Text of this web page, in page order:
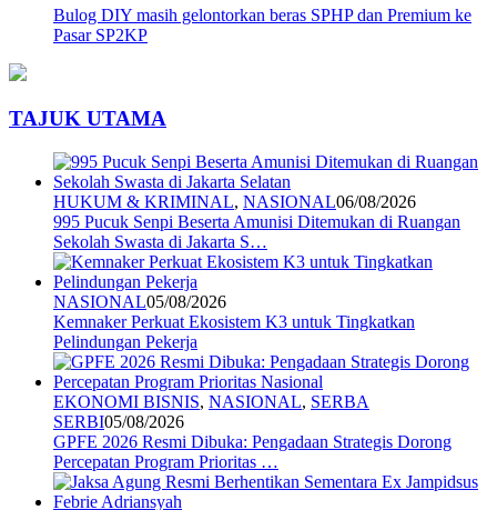
Bulog DIY masih gelontorkan beras SPHP dan Premium ke
Pasar SP2KP
TAJUK UTAMA
HUKUM & KRIMINAL, NASIONAL06/08/2026
995 Pucuk Senpi Beserta Amunisi Ditemukan di Ruangan
Sekolah Swasta di Jakarta S…
NASIONAL05/08/2026
Kemnaker Perkuat Ekosistem K3 untuk Tingkatkan
Pelindungan Pekerja
EKONOMI BISNIS, NASIONAL, SERBA
SERBI05/08/2026
GPFE 2026 Resmi Dibuka: Pengadaan Strategis Dorong
Percepatan Program Prioritas …